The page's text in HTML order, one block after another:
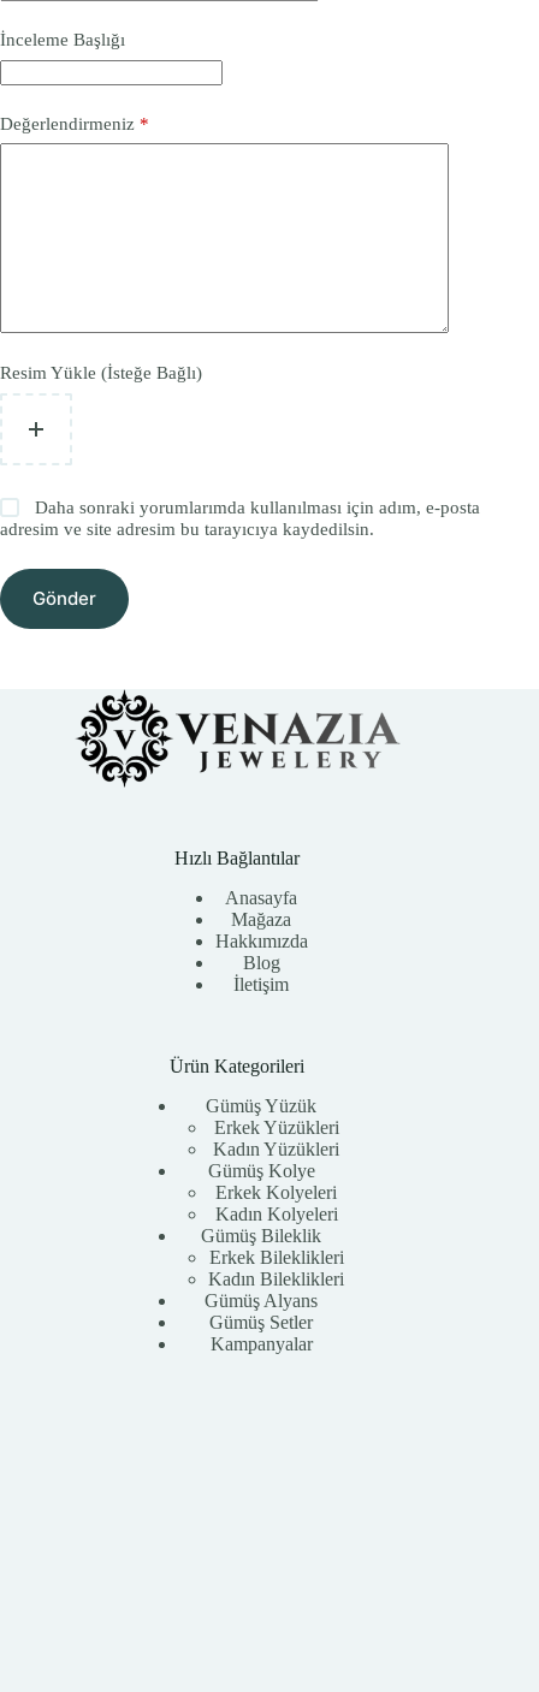
İnceleme Başlığı
Değerlendirmeniz *
Resim Yükle (İsteğe Bağlı)
Daha sonraki yorumlarımda kullanılması için adım, e-posta
adresim ve site adresim bu tarayıcıya kaydedilsin.
Gönder
Hızlı Bağlantılar
Anasayfa
Mağaza
Hakkımızda
Blog
İletişim
Ürün Kategorileri
Gümüş Yüzük
Erkek Yüzükleri
Kadın Yüzükleri
Gümüş Kolye
Erkek Kolyeleri
Kadın Kolyeleri
Gümüş Bileklik
Erkek Bileklikleri
Kadın Bileklikleri
Gümüş Alyans
Gümüş Setler
Kampanyalar